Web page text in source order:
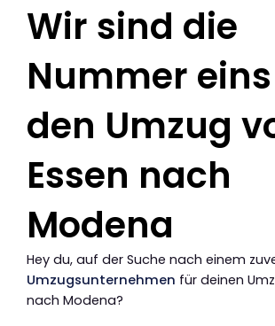
Wir sind die
Nummer
den Umzug
Essen nach
Modena
Hey du, auf der Suche nach einem
Umzugsunternehmen für deinen
nach Modena?